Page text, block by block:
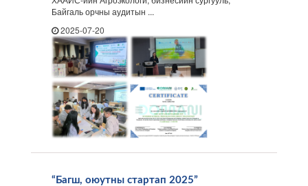
Байгаль орчны аудитын ...
2025-07-20
“Багш, оюутны стартап 2025”